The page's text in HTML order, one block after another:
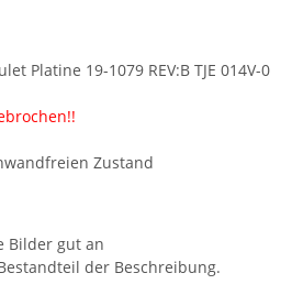
Platine 19-1079 REV:B TJE 014V-0
Zustand
Bilder gut an
der Beschreibung.